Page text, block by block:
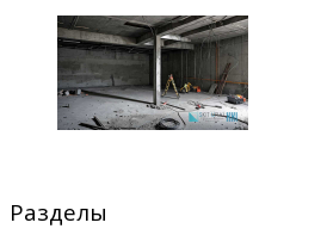
Разделы